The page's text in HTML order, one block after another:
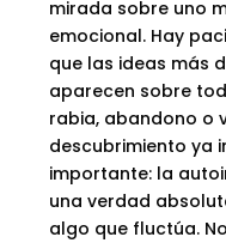
mirada sobre uno
emocional. Hay
que las ideas más
aparecen sobre
rabia, abandono o
descubrimiento ya
importante: la
una verdad
algo que fluctúa.